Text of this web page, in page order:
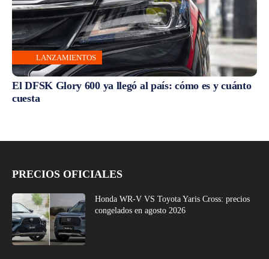
LANZAMIENTOS
El DFSK Glory 600 ya llegó al país: cómo es y cuánto
cuesta
PRECIOS OFICIALES
Honda WR-V VS Toyota Yaris Cross: precios
congelados en agosto 2026